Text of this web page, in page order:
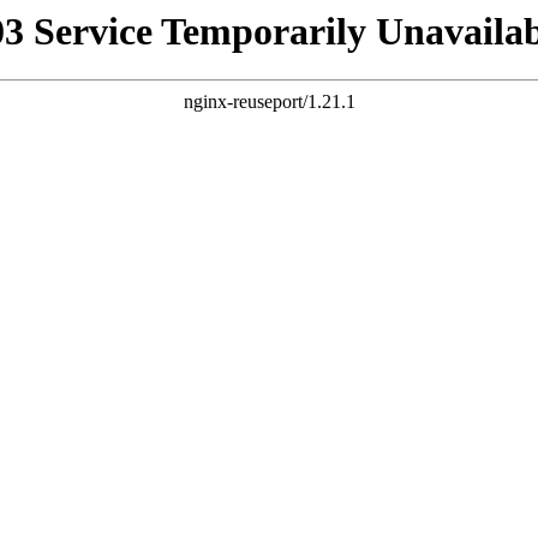
Service Temporarily
nginx-reuseport/1.21.1